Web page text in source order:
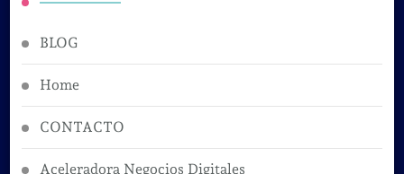
BLOG
Home
CONTACTO
Aceleradora Negocios Digitales